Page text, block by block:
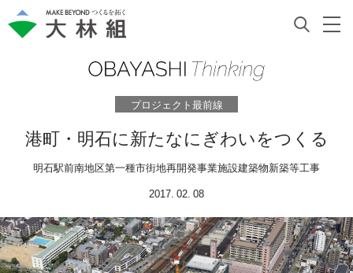
プロジェクト最前線
港町・明石に新たなにぎわいをつくる
明石駅前南地区第一種市街地再開発事業施設建築物新築等工事
2017. 02. 08